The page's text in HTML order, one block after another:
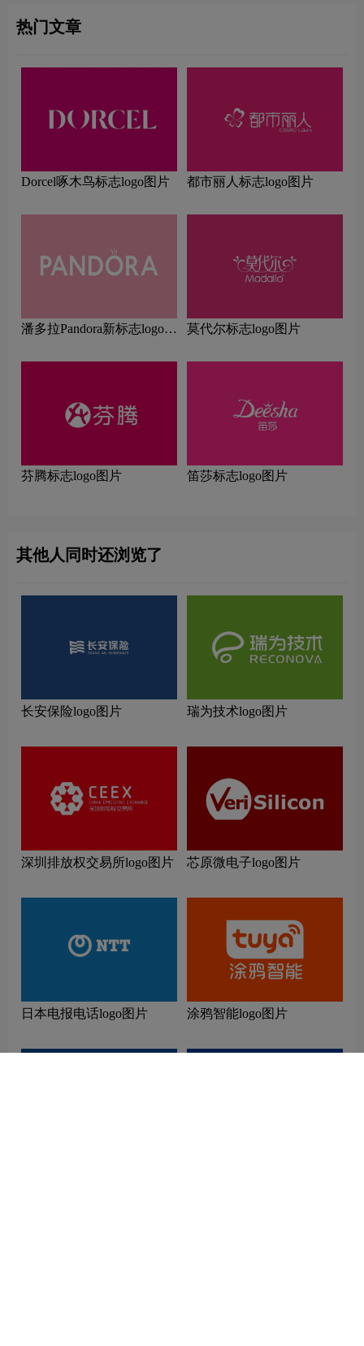
热门文章
Dorcel啄木鸟标志logo图片 都市丽人标志logo图片
潘多拉Pandora新标志logo图
莫代尔标志logo图片
芬腾标志logo图片 笛莎标志logo图片
其他人同时还浏览了
长安保险logo图片 瑞为技术logo图片
深圳排放权交易所logo图片 芯原微电子logo图片
日本电报电话logo图片 涂鸦智能logo图片